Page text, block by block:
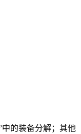
的装备分解；其他